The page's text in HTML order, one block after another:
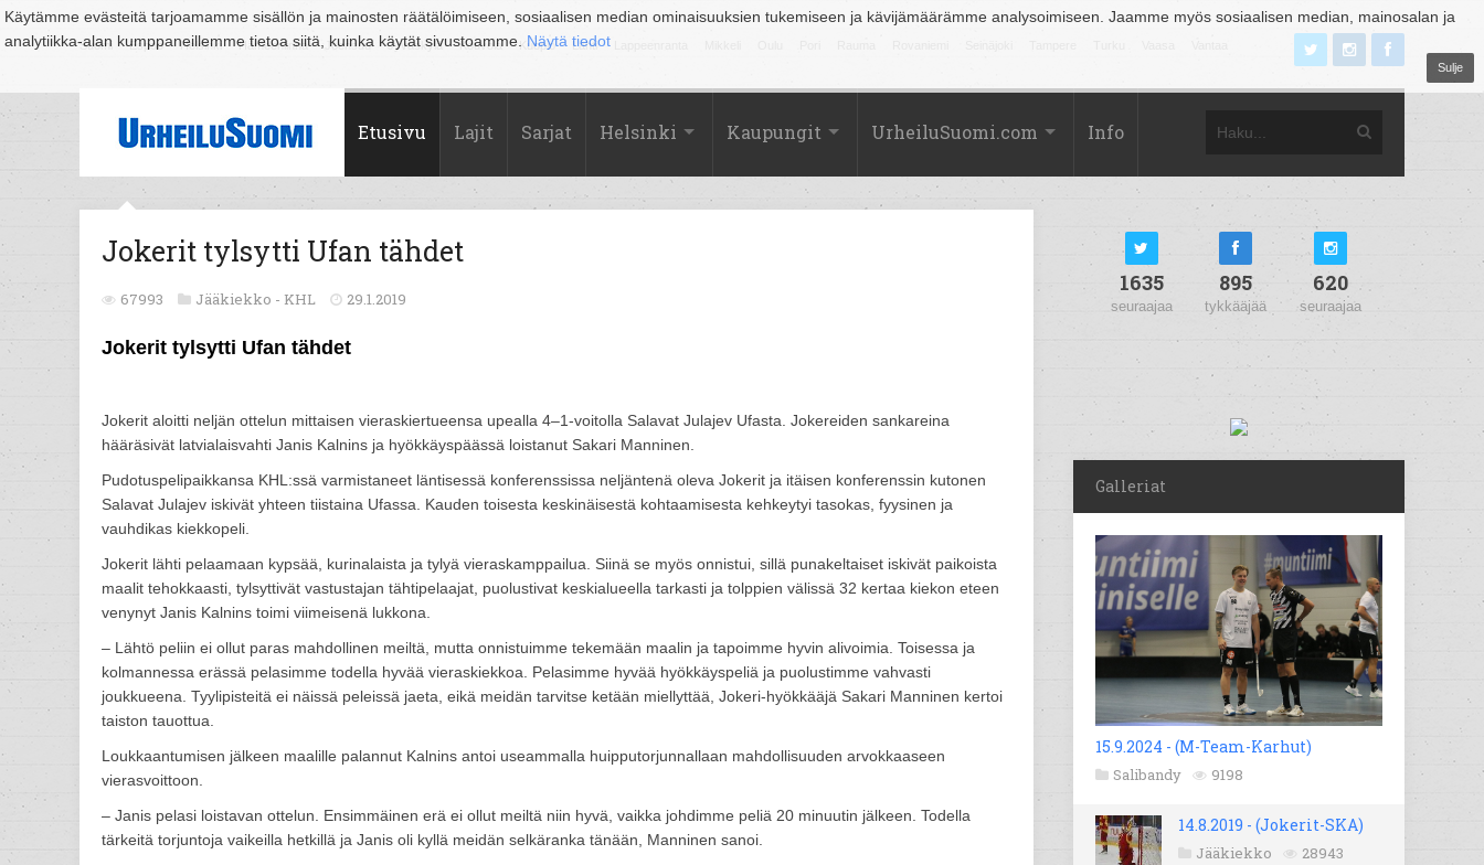
Käytämme evästeitä tarjoamamme sisällön ja mainosten räätälöimiseen, sosiaalisen median ominaisuuksien tukemiseen ja kävijämäärämme analysoimiseen. Jaamme myös sosiaalisen median, mainosalan ja
analytiikka-alan kumppaneillemme tietoa siitä, kuinka käytät sivustoamme. Näytä tiedot
Sulje
Suomi Espoo Helsinki Hämeenlinna Joensuu Jyväskylä Kouvola Kuopio Lahti
Etusivu Lajit Sarjat Helsinki Kaupungit UrheiluSuomi.com Info
Jokerit tylsytti Ufan tähdet
67993 Jääkiekko - KHL 29.1.2019
Jokerit tylsytti Ufan tähdet
Jokerit aloitti neljän ottelun mittaisen vieraskiertueensa upealla 4–1-voitolla Salavat Julajev Ufasta. Jokereiden sankareina
hääräsivät latvialaisvahti Janis Kalnins ja hyökkäyspäässä loistanut Sakari Manninen.
Pudotuspelipaikkansa KHL:ssä varmistaneet läntisessä konferenssissa neljäntenä oleva Jokerit ja itäisen konferenssin kutonen
Salavat Julajev iskivät yhteen tiistaina Ufassa. Kauden toisesta keskinäisestä kohtaamisesta kehkeytyi tasokas, fyysinen ja
vauhdikas kiekkopeli.
Jokerit lähti pelaamaan kypsää, kurinalaista ja tylyä vieraskamppailua. Siinä se myös onnistui, sillä punakeltaiset iskivät paikoista
maalit tehokkaasti, tylsyttivät vastustajan tähtipelaajat, puolustivat keskialueella tarkasti ja tolppien välissä 32 kertaa kiekon eteen
venynyt Janis Kalnins toimi viimeisenä lukkona.
– Lähtö peliin ei ollut paras mahdollinen meiltä, mutta onnistuimme tekemään maalin ja tapoimme hyvin alivoimia. Toisessa ja
kolmannessa erässä pelasimme todella hyvää vieraskiekkoa. Pelasimme hyvää hyökkäyspeliä ja puolustimme vahvasti
joukkueena. Tyylipisteitä ei näissä peleissä jaeta, eikä meidän tarvitse ketään miellyttää, Jokeri-hyökkääjä Sakari Manninen kertoi
taiston tauottua.
Loukkaantumisen jälkeen maalille palannut Kalnins antoi useammalla huipputorjunnallaan mahdollisuuden arvokkaaseen
vierasvoittoon.
– Janis pelasi loistavan ottelun. Ensimmäinen erä ei ollut meiltä niin hyvä, vaikka johdimme peliä 20 minuutin jälkeen. Todella
tärkeitä torjuntoja vaikeilla hetkillä ja Janis oli kyllä meidän selkäranka tänään, Manninen sanoi.
1635
seuraajaa
895
tykkääjää
620
seuraajaa
Galleriat
15.9.2024 - (M-Team-Karhut)
Salibandy 9198
14.8.2019 - (Jokerit-SKA)
Jääkiekko 28943